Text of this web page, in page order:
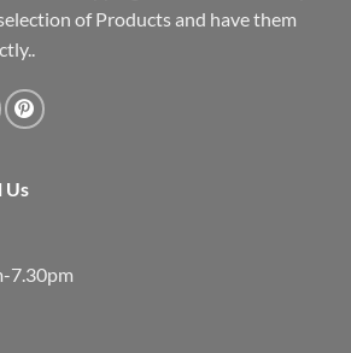
of Products and have them
Us
7.30pm